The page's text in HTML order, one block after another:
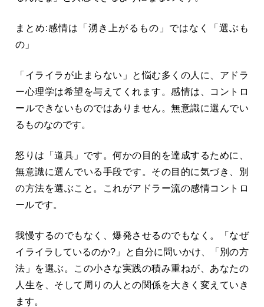
まとめ:感情は「湧き上がるもの」ではなく「選ぶも
の」
「イライラが止まらない」と悩む多くの人に、アドラ
ー心理学は希望を与えてくれます。感情は、コントロ
ールできないものではありません。無意識に選んでい
るものなのです。
怒りは「道具」です。何かの目的を達成するために、
無意識に選んでいる手段です。その目的に気づき、別
の方法を選ぶこと。これがアドラー流の感情コントロ
ールです。
我慢するのでもなく、爆発させるのでもなく。「なぜ
イライラしているのか?」と自分に問いかけ、「別の方
法」を選ぶ。この小さな実践の積み重ねが、あなたの
人生を、そして周りの人との関係を大きく変えていき
ます。